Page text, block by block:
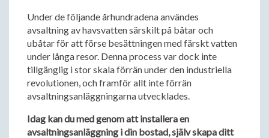
Under de följande århundradena användes
avsaltning av havsvatten särskilt på båtar och
ubåtar för att förse besättningen med färskt vatten
under långa resor. Denna process var dock inte
tillgänglig i stor skala förrän under den industriella
revolutionen, och framför allt inte förrän
avsaltningsanläggningarna utvecklades.
Idag kan du med genom att installera en
avsaltningsanläggning i din bostad, själv skapa ditt